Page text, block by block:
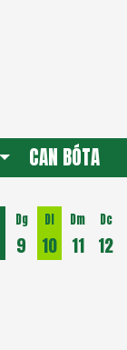
CAN BÓTA
Dg
9
Dl
10
Dm
11
Dc
12